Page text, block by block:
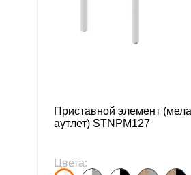
Приставной элемент
аутлет) STNPM127
Цвета: